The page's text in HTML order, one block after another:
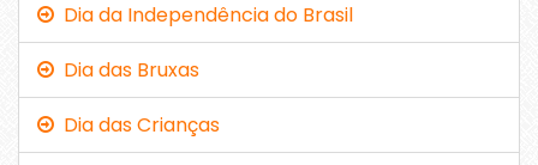
Dia da Independência do Brasil
Dia das Bruxas
Dia das Crianças